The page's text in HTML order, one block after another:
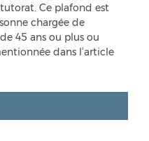
Ce plafond est
chargée de
45 ans ou plus ou
dans l’article